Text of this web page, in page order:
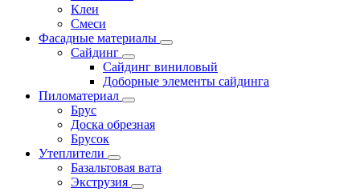
Клеи
Смеси
Фасадные материалы
Сайдинг
Сайдинг виниловый
Доборные элементы сайдинга
Пиломатериал
Брус
Доска обрезная
Брусок
Утеплители
Базальтовая вата
Экструзия